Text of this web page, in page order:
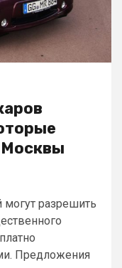
Москвы
разрешить
Предложения